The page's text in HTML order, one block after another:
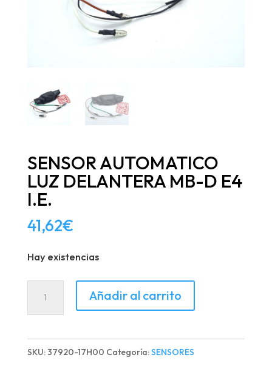
SENSOR AUTOMATICO
LUZ DELANTERA MB-D E4
I.E.
41,62€
Hay existencias
AUTOMATICO
DELANTERA
Añadir al carrito
SKU:37920-17H00 Categoría:SENSORES